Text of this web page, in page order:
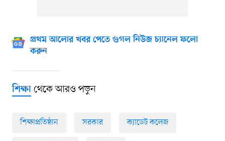
প্রথম আলোর খবর পেতে গুগল নিউজ চ্যানেল ফলো
করুন
শিক্ষাথেকে আরও পড়ুন
শিক্ষাপ্রতিষ্ঠান সরকার ক্যাডেট কলেজ